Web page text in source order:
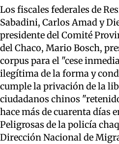
Los fiscales federales de
Sabadini, Carlos Amad y
presidente del Comité
del Chaco, Mario Bosch,
corpus para el "cese
ilegítima de la forma y
cumple la privación de la
ciudadanos chinos
hace más de cuarenta días
Peligrosas de la policía
Dirección Nacional de